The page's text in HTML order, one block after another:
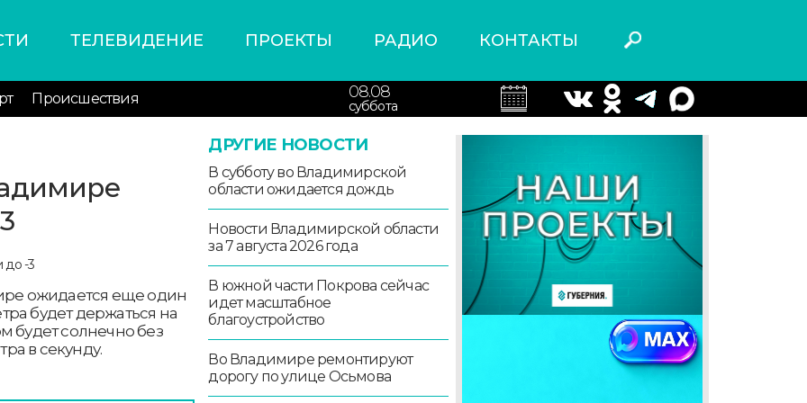
ТЕЛЕВИДЕНИЕ ПРОЕКТЫ РАДИО КОНТАКТЫ
Происшествия 08.08
суббота
ожидается еще один
будет держаться на
будет солнечно без
в секунду.
ДРУГИЕ НОВОСТИ
В субботу во Владимирской
области ожидается дождь
Новости Владимирской области
за 7 августа 2026 года
В южной части Покрова сейчас
идет масштабное
благоустройство
Во Владимире ремонтируют
дорогу по улице Осьмова